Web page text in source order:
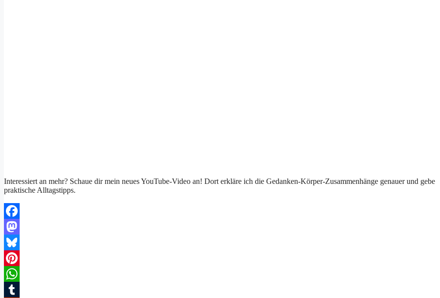
Interessiert an mehr? Schaue dir mein neues YouTube-Video an! Dort erkläre ich die Gedanken-Körper-Zusammenhänge genauer und gebe
praktische Alltagstipps.
Facebook
Mastodon
Bluesky
Pinterest
WhatsApp